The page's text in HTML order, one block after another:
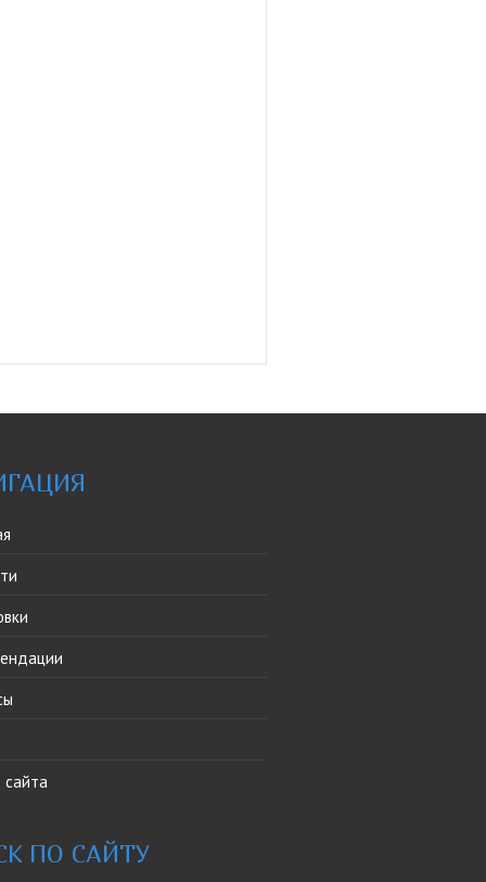
сайта
ПО САЙТУ